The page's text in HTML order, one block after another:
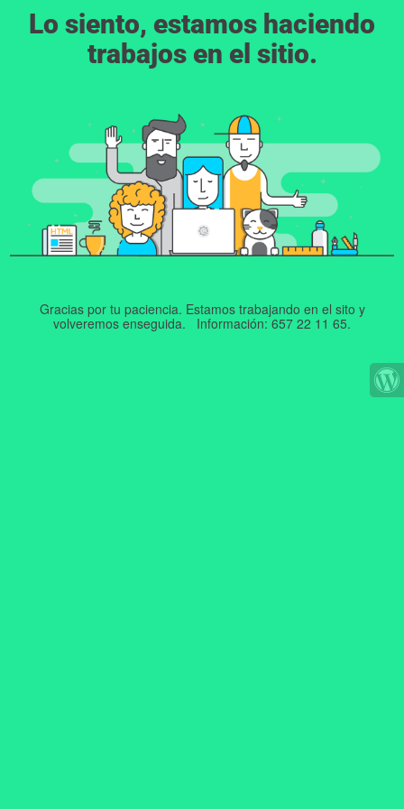
Lo siento, estamos haciendo
trabajos en el sitio.
Gracias por tu paciencia. Estamos trabajando en el sito y
volveremos enseguida. Información: 657 22 11 65.